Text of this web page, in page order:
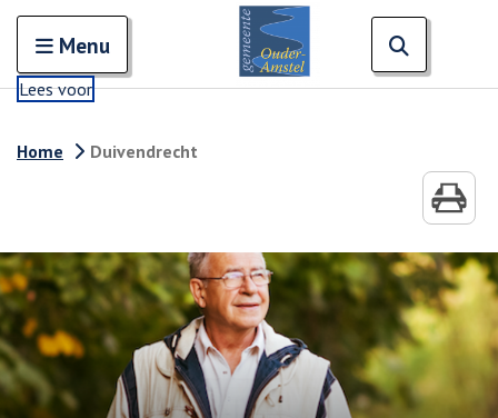
Open en sluit het
Menu
Lees voor
Home Duivendrecht